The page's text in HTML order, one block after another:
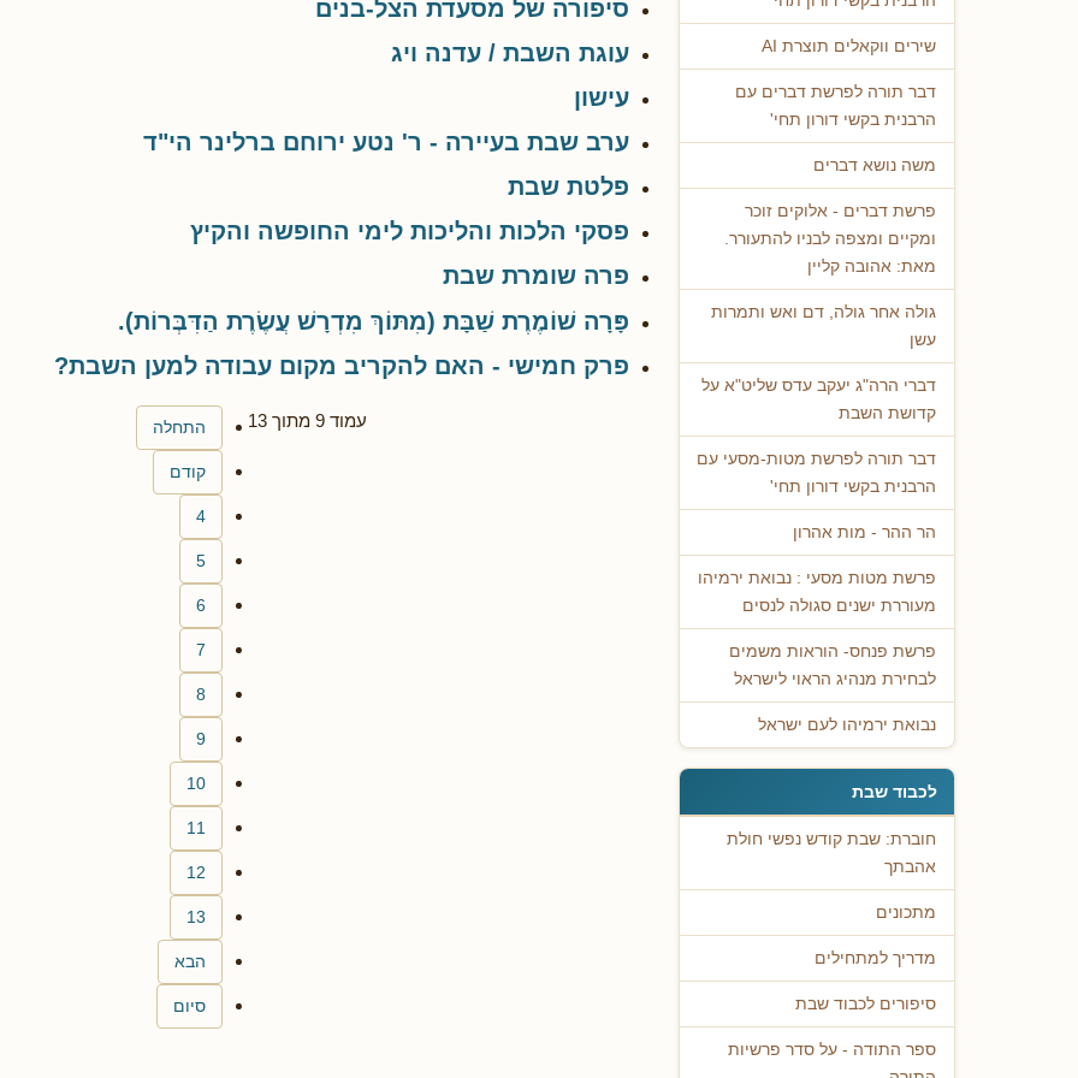
שירים ווקאלים תוצרת AI
דבר תורה לפרשת דברים עם
הרבנית בקשי דורון תחי'
משה נושא דברים
פרשת דברים - אלוקים זוכר
ומקיים ומצפה לבניו להתעורר.
מאת: אהובה קליין
גולה אחר גולה, דם ואש ותמרות
עשן
דברי הרה"ג יעקב עדס שליט"א על
קדושת השבת
דבר תורה לפרשת מטות-מסעי עם
הרבנית בקשי דורון תחי'
הר ההר - מות אהרון
פרשת מטות מסעי : נבואת ירמיהו
מעוררת ישנים סגולה לנסים
פרשת פנחס- הוראות משמים
לבחירת מנהיג הראוי לישראל
נבואת ירמיהו לעם ישראל
לכבוד שבת
חוברת: שבת קודש נפשי חולת
אהבתך
מתכונים
מדריך למתחילים
סיפורים לכבוד שבת
ספר התודה - על סדר פרשיות
סיפורה של מסעדת הצל-בנים
עוגת השבת / עדנה ויג
עישון
ערב שבת בעיירה - ר' נטע ירוחם ברלינר הי"ד
פלטת שבת
פסקי הלכות והליכות לימי החופשה והקיץ
פרה שומרת שבת
פָּרָה שׁוֹמֶרֶת שַׁבָּת (מִתּוֹךְ מִדְרָשׁ עֲשֶׂרֶת הַדִּבְּרוֹת).
פרק חמישי - האם להקריב מקום עבודה למען השבת?
עמוד 9 מתוך 13 התחלה
קודם
4
5
6
7
8
9
10
11
12
13
הבא
סיום